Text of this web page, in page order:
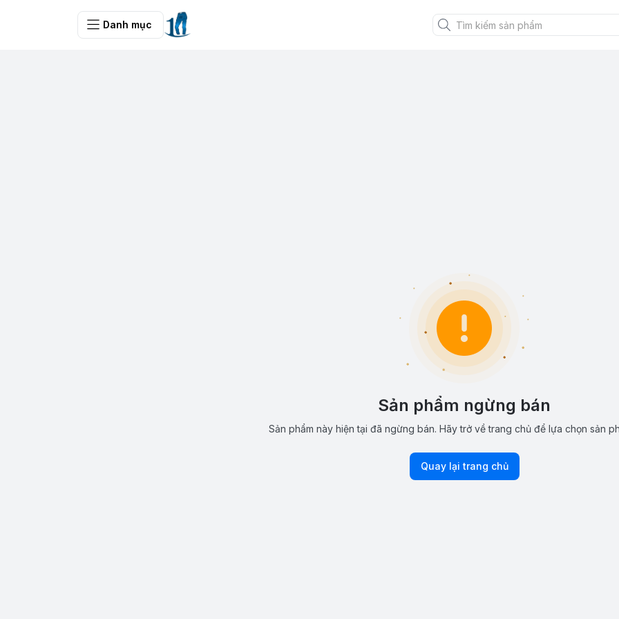
Danh mục
Sản phẩm ngừng bán
Sản phẩm này hiện tại đã ngừng bán. Hãy trở về trang chủ để lựa chọn sản
Quay lại trang chủ